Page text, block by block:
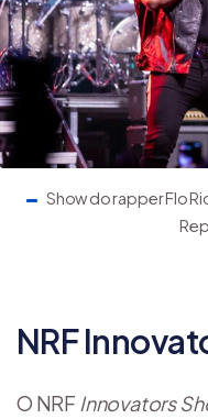
Show do rapper Flo
NRF
O NRF Innovators